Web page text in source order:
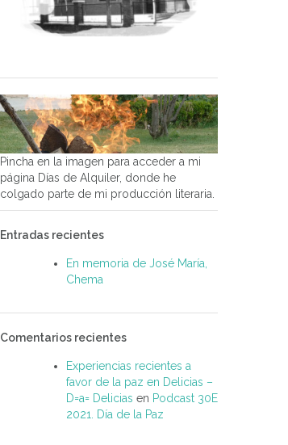
Pincha en la imagen para acceder a mi
página Días de Alquiler, donde he
colgado parte de mi producción literaria.
Entradas recientes
En memoria de José María,
Chema
Comentarios recientes
Experiencias recientes a
favor de la paz en Delicias –
D=a= Delicias en Podcast 30E
2021. Día de la Paz